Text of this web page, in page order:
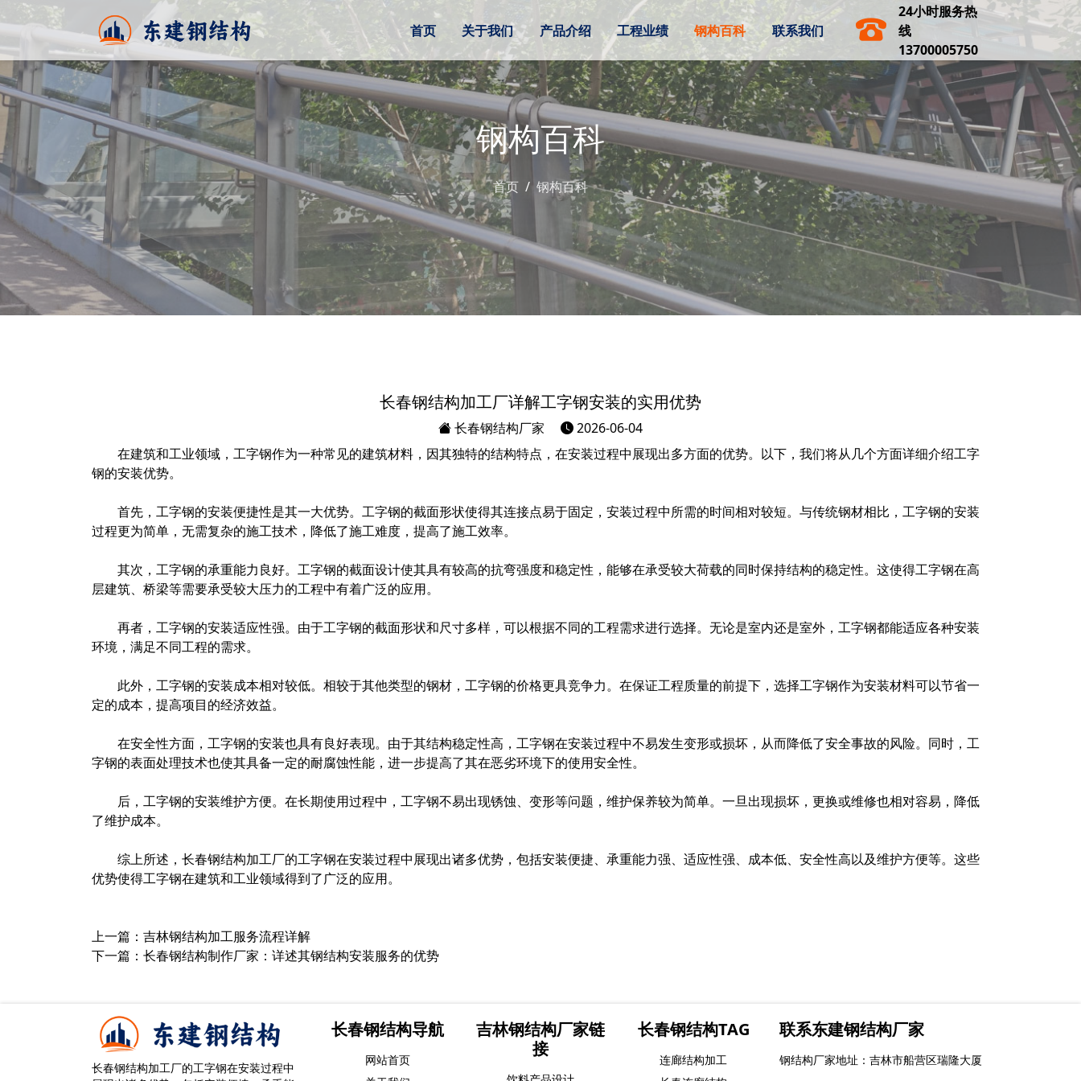
首页 关于我们 产品介绍 工程业绩 钢构百科 联系我们
24小时服务热
线
13700005750
钢构百科
首页 钢构百科
长春钢结构加工厂详解工字钢安装的实用优势
长春钢结构厂家
2026-06-04
在建筑和工业领域，工字钢作为一种常见的建筑材料，因其独特的结构特点，在安装过程中展现出多方面的优势。以下，我们将从几个方面详细介绍工字
钢的安装优势。
首先，工字钢的安装便捷性是其一大优势。工字钢的截面形状使得其连接点易于固定，安装过程中所需的时间相对较短。与传统钢材相比，工字钢的安装
过程更为简单，无需复杂的施工技术，降低了施工难度，提高了施工效率。
其次，工字钢的承重能力良好。工字钢的截面设计使其具有较高的抗弯强度和稳定性，能够在承受较大荷载的同时保持结构的稳定性。这使得工字钢在高
层建筑、桥梁等需要承受较大压力的工程中有着广泛的应用。
再者，工字钢的安装适应性强。由于工字钢的截面形状和尺寸多样，可以根据不同的工程需求进行选择。无论是室内还是室外，工字钢都能适应各种安装
环境，满足不同工程的需求。
此外，工字钢的安装成本相对较低。相较于其他类型的钢材，工字钢的价格更具竞争力。在保证工程质量的前提下，选择工字钢作为安装材料可以节省一
定的成本，提高项目的经济效益。
在安全性方面，工字钢的安装也具有良好表现。由于其结构稳定性高，工字钢在安装过程中不易发生变形或损坏，从而降低了安全事故的风险。同时，工
字钢的表面处理技术也使其具备一定的耐腐蚀性能，进一步提高了其在恶劣环境下的使用安全性。
后，工字钢的安装维护方便。在长期使用过程中，工字钢不易出现锈蚀、变形等问题，维护保养较为简单。一旦出现损坏，更换或维修也相对容易，降低
了维护成本。
综上所述，长春钢结构加工厂的工字钢在安装过程中展现出诸多优势，包括安装便捷、承重能力强、适应性强、成本低、安全性高以及维护方便等。这些
优势使得工字钢在建筑和工业领域得到了广泛的应用。
上一篇： ​吉林钢结构加工服务流程详解
下一篇： ​长春钢结构制作厂家：详述其钢结构安装服务的优势
长春钢结构加工厂的工字钢在安装过程中
长春钢结构导航
网站首页
吉林钢结构厂家链
接
长春钢结构TAG
连廊结构加工
联系东建钢结构厂家
钢结构厂家地址：吉林市船营区瑞隆大厦